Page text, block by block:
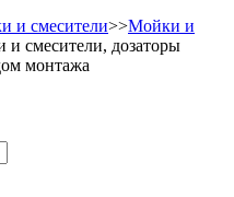
и смесители>>Мойки и
смесители, дозаторы
монтажа